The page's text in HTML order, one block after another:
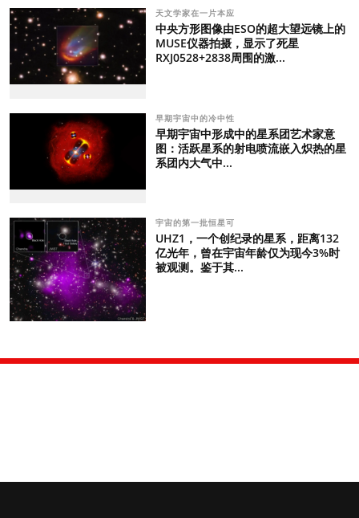
天文学家在一片本应
中央方形图像由ESO的超大望远镜上的
MUSE仪器拍摄，显示了死星
RXJ0528+2838周围的激...
早期宇宙中的冷中性
早期宇宙中形成中的星系团艺术家意
图：活跃星系的射电喷流嵌入炽热的星
系团内大气中...
宇宙的第一批恒星可
UHZ1，一个创纪录的星系，距离132
亿光年，曾在宇宙年龄仅为现今3%时
被观测。鉴于其...